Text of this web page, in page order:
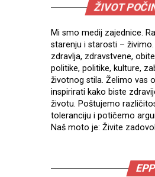
ŽIVOT
Mi smo medij zajednice.
starenju i starosti –
zdravlja, zdravstvene,
politike, politike, kulture,
životnog stila. Želimo vas
inspirirati kako biste
životu. Poštujemo
toleranciju i potičemo
Naš moto je: Živite
EPP